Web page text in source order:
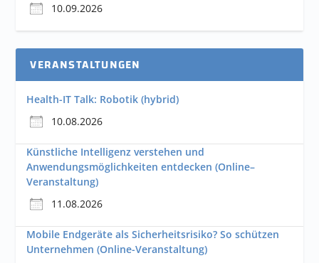
10.09.2026
VERANSTALTUNGEN
Health-IT Talk: Robotik (hybrid)
10.08.2026
Künstliche Intelligenz verstehen und
Anwendungsmöglichkeiten entdecken (Online–
Veranstaltung)
11.08.2026
Mobile Endgeräte als Sicherheitsrisiko? So schützen
Unternehmen (Online-Veranstaltung)